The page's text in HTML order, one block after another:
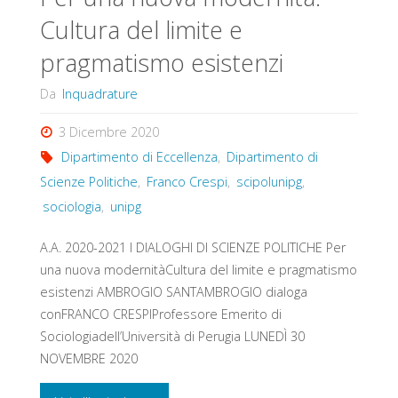
Cultura del limite e
pragmatismo esistenzi
Da Inquadrature
3 Dicembre 2020
Dipartimento di Eccellenza, Dipartimento di
Scienze Politiche, Franco Crespi, scipolunipg,
sociologia, unipg
A.A. 2020-2021 I DIALOGHI DI SCIENZE POLITICHE Per
una nuova modernitàCultura del limite e pragmatismo
esistenzi AMBROGIO SANTAMBROGIO dialoga
conFRANCO CRESPIProfessore Emerito di
Sociologiadell’Università di Perugia LUNEDÌ 30
NOVEMBRE 2020